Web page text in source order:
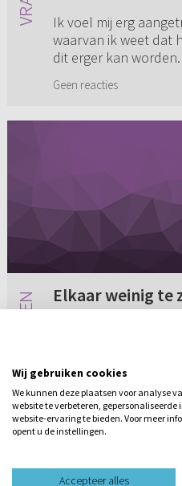
Ik voel mij erg
waarvan ik weet dat
dit erger kan
of dat het ...
Geen reacties
Elkaar weinig te
van hem, maar
elkaar weinig te
we wel alles van
Geen reacties
Wij gebruiken cookies
We kunnen deze plaatsen voor analyse
website te verbeteren,
website-ervaring te bieden. Voor meer
opent u de instellingen.
Accepteer alles